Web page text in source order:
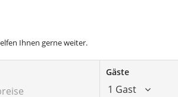
Ihnen gerne weiter.
Gäste
1 Gast